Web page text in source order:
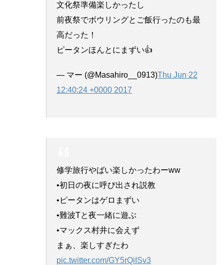
文化祭準備楽しかったし
前夜祭でボウリングとご飯行ったのも最
高だった！
ピータンほんとにまずい👍
— マー (@Masahiro__0913)Thu Jun 22
12:40:24 +0000 2017
修学旅行やばい楽しかったわーww
•初日の夜に呼び出され説教
•ピータンはゲロまずい
•難波Tと夜一緒に遊ぶ
•マックス村井に会えず
まぁ、楽しすぎたわ
pic.twitter.com/GY5rQiISv3